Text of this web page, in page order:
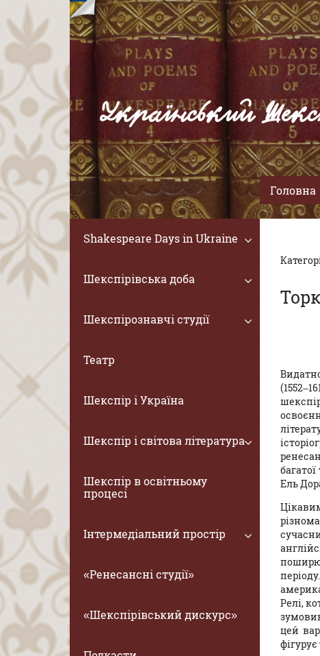
Український
Головна
Shakespeare Days in Ukraine
Шекспірівська доба
Шекспірознавчі студії
Театр
Шекспір і Україна
Шекспір і світова література
Шекспір в освітньому
процесі
Інтермедіальний простір
«Ренесансні студії»
«Шекспірівський дискурс»
Ель
Релі,
цей